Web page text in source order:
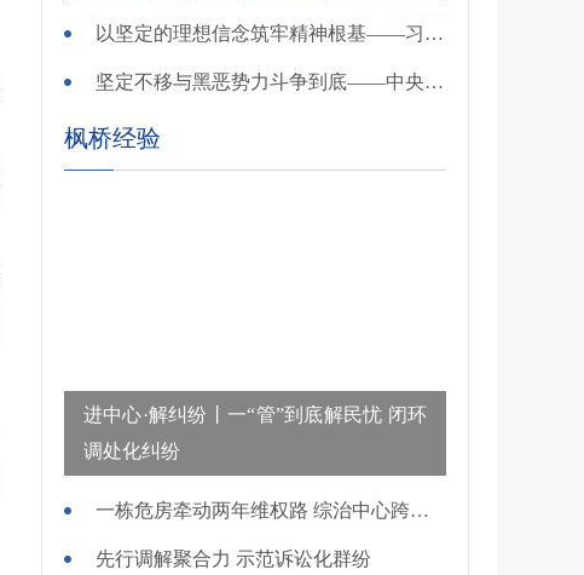
以坚定的理想信念筑牢精神根基——习近平党建思想理论品格系列述评之一
坚定不移与黑恶势力斗争到底——中央政法委负责同志就开展深化扫黑除恶专项斗争有关问题答记者问
枫桥经验
进中心·解纠纷丨一“管”到底解民忧 闭环
调处化纠纷
一栋危房牵动两年维权路 综治中心跨省寻鉴解民忧
先行调解聚合力 示范诉讼化群纷